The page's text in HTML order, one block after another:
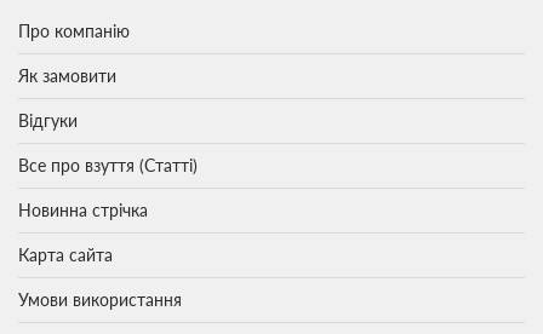
Про компанію
Як замовити
Відгуки
Все про взуття (Статті)
Новинна стрічка
Карта сайта
Умови використання